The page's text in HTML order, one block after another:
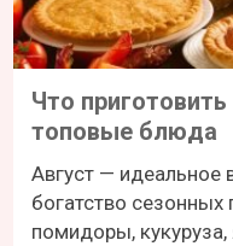
Что приготовить
топовые блюда
Август — идеальное
богатство
помидоры, кукуруза,